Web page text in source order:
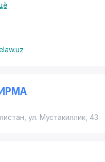
ул. Мустакиллик , 43